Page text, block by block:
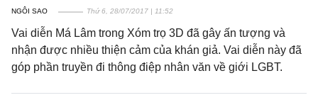
NGÔI SAO Thứ 6, 28/07/2017 | 11:52
Vai diễn Má Lâm trong Xóm trọ 3D đã gây ấn tượng và
nhận được nhiều thiện cảm của khán giả. Vai diễn này đã
góp phần truyền đi thông điệp nhân văn về giới LGBT.